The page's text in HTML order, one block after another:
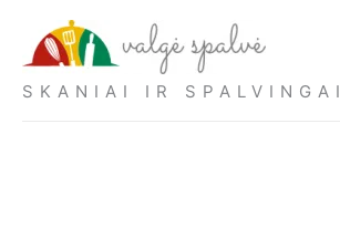
SKANIAI IR SPALVINGAI